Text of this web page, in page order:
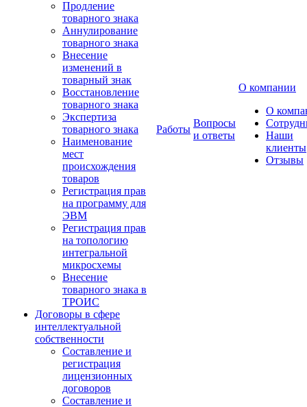
Продление
товарного знака
Аннулирование
товарного знака
Внесение
изменений в
товарный знак
Восстановление
товарного знака
Экспертиза
товарного знака
Наименование
мест
происхождения
товаров
Регистрация прав
на программу для
ЭВМ
Регистрация прав
на топологию
интегральной
микросхемы
Внесение
товарного знака в
ТРОИС
Договоры в сфере
интеллектуальной
собственности
Составление и
регистрация
лицензионных
договоров
Составление и
Работы
Вопросы
и ответы
О компании
О
Наши
клиенты
Отзывы